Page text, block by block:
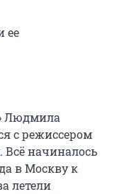
ее
Людмила
с режиссером
начиналось
в Москву к
летели